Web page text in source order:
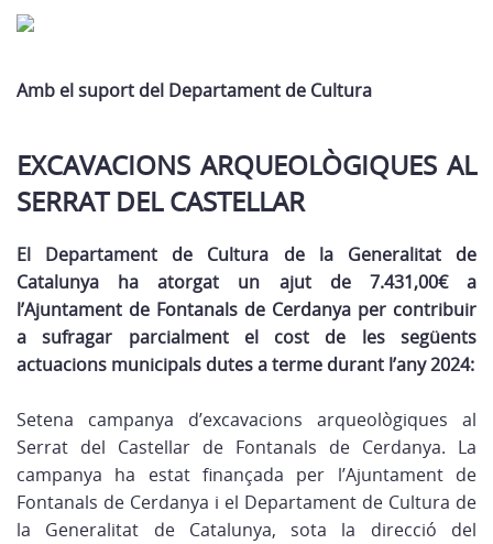
Amb el suport del Departament de Cultura
EXCAVACIONS ARQUEOLÒGIQUES AL
SERRAT DEL CASTELLAR
El Departament de Cultura de la Generalitat de
Catalunya ha atorgat un ajut de 7.431,00€ a
l’Ajuntament de Fontanals de Cerdanya per contribuir
a sufragar parcialment el cost de les següents
actuacions municipals dutes a terme durant l’any 2024:
Setena campanya d’excavacions arqueològiques al
Serrat del Castellar de Fontanals de Cerdanya. La
campanya ha estat finançada per l’Ajuntament de
Fontanals de Cerdanya i el Departament de Cultura de
la Generalitat de Catalunya, sota la direcció del